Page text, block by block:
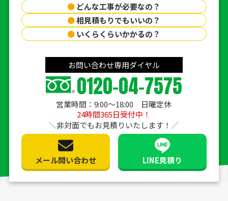
● どんな工事が必要なの？
●相見積もりでもいいの？
● いくらくらいかかるの？
お問い合わせ専用ダイヤル
0120-04-7575
営業時間：9:00〜18:00 日曜定休
24時間365日受付中！
非対面でもお見積りいたします！
メール問い合わせ LINE見積り